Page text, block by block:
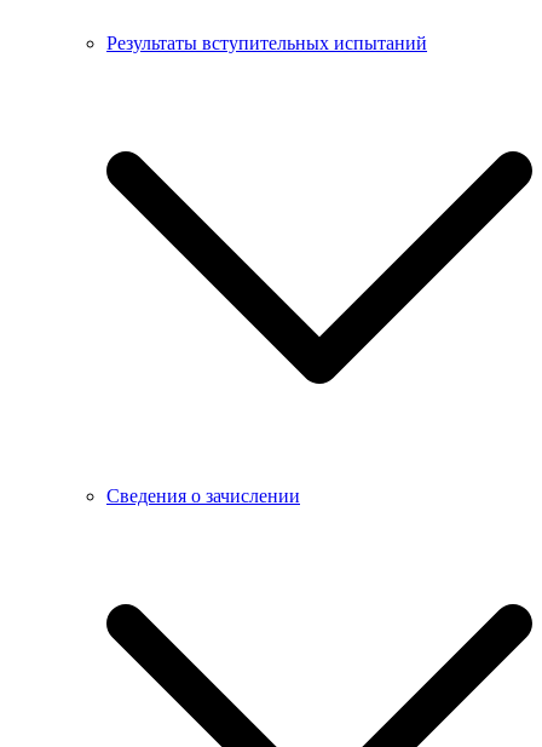
Результаты вступительных испытаний
Сведения о зачислении